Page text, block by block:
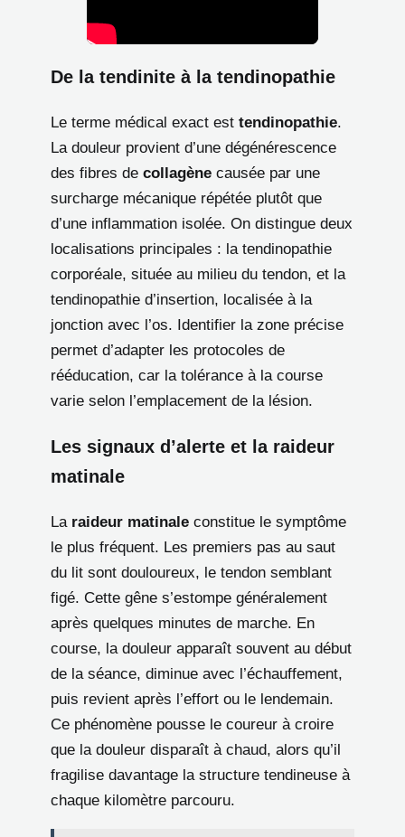
De la tendinite à la tendinopathie
Le terme médical exact est tendinopathie.
La douleur provient d’une dégénérescence
des fibres de collagène causée par une
surcharge mécanique répétée plutôt que
d’une inflammation isolée. On distingue deux
localisations principales : la tendinopathie
corporéale, située au milieu du tendon, et la
tendinopathie d’insertion, localisée à la
jonction avec l’os. Identifier la zone précise
permet d’adapter les protocoles de
rééducation, car la tolérance à la course
varie selon l’emplacement de la lésion.
Les signaux d’alerte et la raideur
matinale
La raideur matinale constitue le symptôme
le plus fréquent. Les premiers pas au saut
du lit sont douloureux, le tendon semblant
figé. Cette gêne s’estompe généralement
après quelques minutes de marche. En
course, la douleur apparaît souvent au début
de la séance, diminue avec l’échauffement,
puis revient après l’effort ou le lendemain.
Ce phénomène pousse le coureur à croire
que la douleur disparaît à chaud, alors qu’il
fragilise davantage la structure tendineuse à
chaque kilomètre parcouru.